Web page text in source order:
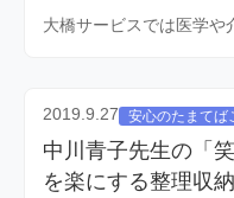
大橋サービスでは医学や
2019.9.27 安心のたまてば
中川青子先生の「
を楽にする整理収